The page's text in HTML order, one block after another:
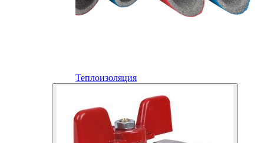
Теплоизоляция